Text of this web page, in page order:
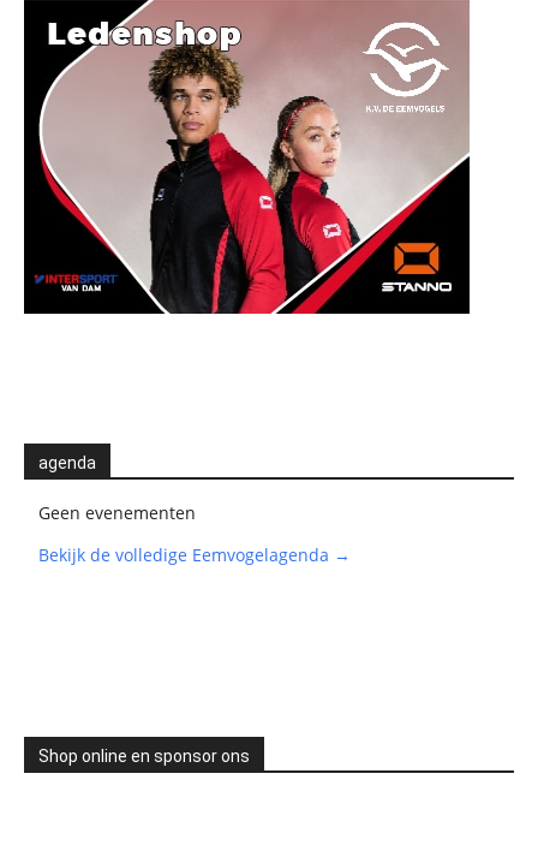
agenda
Geen evenementen
Bekijk de volledige Eemvogelagenda →
Shop online en sponsor ons